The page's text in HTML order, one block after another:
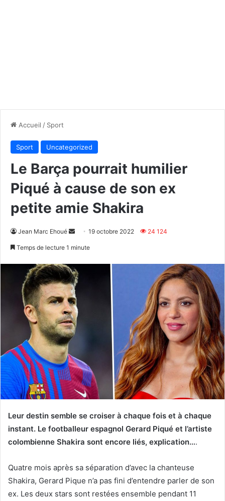
Accueil / Sport
Sport Uncategorized
Le Barça pourrait humilier
Piqué à cause de son ex
petite amie Shakira
Jean Marc Ehoué
Envoyer19 octobre 2022 24 124
Temps de lecture 1 minute
Leur destin semble se croiser à chaque fois et à chaque
instant. Le footballeur espagnol Gerard Piqué et l’artiste
colombienne Shakira sont encore liés, explication….
Quatre mois après sa séparation d’avec la chanteuse
Shakira, Gerard Pique n’a pas fini d’entendre parler de son
ex. Les deux stars sont restées ensemble pendant 11